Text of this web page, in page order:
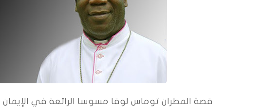
قصة المطران توماس لوقا مسوسا الرائعة في الإيمان